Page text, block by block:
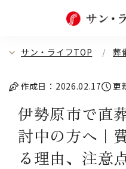
サン・ライフTOP 葬
作成日：2026.02.17 更
伊勢原市で直
討中の方へ｜
る理由、注意